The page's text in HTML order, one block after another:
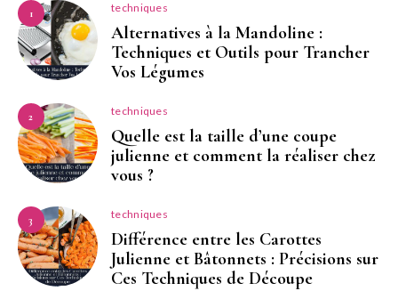
1 techniques
Alternatives à la Mandoline :
Techniques et Outils pour Trancher
Vos Légumes
2 techniques
Quelle est la taille d’une coupe
julienne et comment la réaliser chez
vous ?
3 techniques
Différence entre les Carottes
Julienne et Bâtonnets : Précisions sur
Ces Techniques de Découpe